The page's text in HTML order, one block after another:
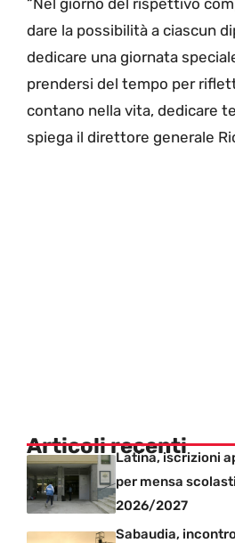
“Nel giorno del rispettivo
dare la possibilità a ciascun
dedicare una giornata
prendersi del tempo per
contano nella vita, dedicare
spiega il direttore generale
Articoli recenti
Latina, iscrizioni
per mensa
2026/2027
Sabaudia,